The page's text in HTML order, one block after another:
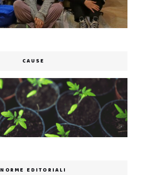
CAUSE
NORME EDITORIALI